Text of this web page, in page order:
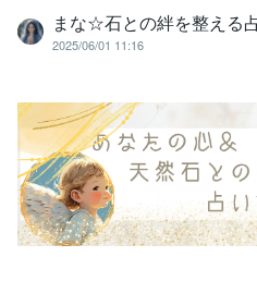
まな☆石との絆を整える
2025/06/01 11:16